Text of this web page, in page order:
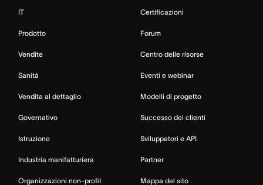
IT
Prodotto
Vendite
Sanità
Vendita al dettaglio
Governativo
Istruzione
Industria manifatturiera
Organizzazioni non-profit
Certificazioni
Forum
Centro delle risorse
Eventi e webinar
Modelli di progetto
Successo dei clienti
Sviluppatori e API
Partner
Mappa del sito